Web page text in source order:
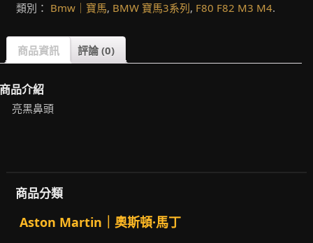
類別： Bmw｜寶馬, BMW 寶馬3系列, F80 F82 M3 M4.
商品資訊 評論 (0)
品介紹
亮黑鼻頭
商品分類
Aston Martin｜奧斯頓·馬丁